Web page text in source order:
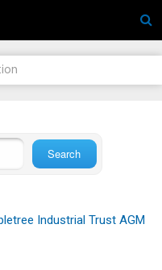
Industrial Trust AGM